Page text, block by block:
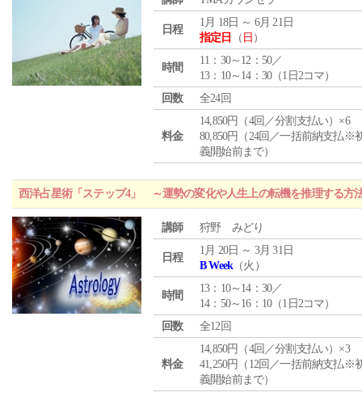
日程
1月 18日 ～ 6月 21日
指定日
（ 日 ）
時間
11：30～12：50／
13：10～14：30（1日2コマ）
回数
全24回
料金
14,850円（4回／分割支払い）×6
80,850円（24回／一括前納支払※
義開始前まで）
西洋占星術「ステップ4」 ～運勢の変化や人生上の転機を推理する方
講師 狩野 みどり
日程
1月 20日 ～ 3月 31日
B Week（火）
時間
13：10～14：30／
14：50～16：10（1日2コマ）
回数
全12回
料金
14,850円（4回／分割支払い）×3
41,250円（12回／一括前納支払※
義開始前まで）